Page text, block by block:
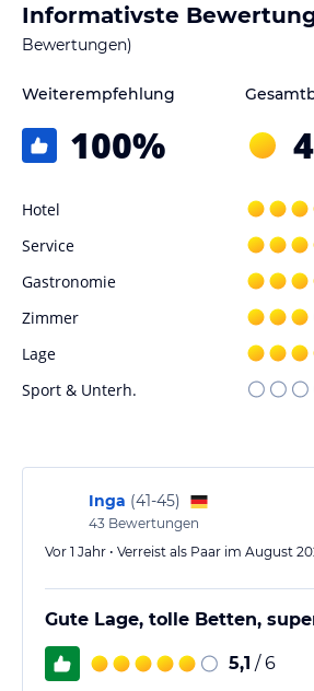
Informativste
Bewertungen)
Weiterempfehlung
100%
Hotel
Service
Gastronomie
Zimmer
Lage
Sport & Unterh.
Inga (41-45)
43 Bewertungen
Vor 1 Jahr • Verreist als Paar im August
Gute Lage, tolle Betten,
5,1 / 6